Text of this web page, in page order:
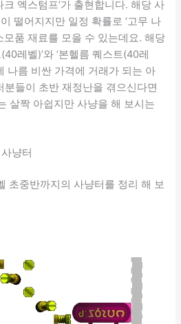
크 엑스텀프’가 출현합니다. 해당 사
떨어지지만 일정 확률로 ‘고무 나
모품 재료를 모을 수 있는데요. 해당
레벨)’와 ‘본헬름 퀘스트(40레
나름 비싼 가격에 거래가 되는 아
분들이 초반 재정난을 겪으신다면
살짝 아쉽지만 사냥을 해 보시는
냥터
초중반까지의 사냥터를 정리 해 보